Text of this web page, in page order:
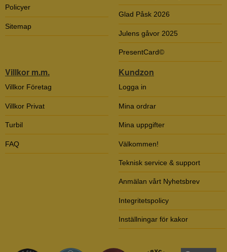
Policyer
Sitemap
Glad Påsk 2026
Julens gåvor 2025
PresentCard©
Villkor m.m.
Villkor Företag
Villkor Privat
Turbil
FAQ
Kundzon
Logga in
Mina ordrar
Mina uppgifter
Välkommen!
Teknisk service & support
Anmälan vårt Nyhetsbrev
Integritetspolicy
Inställningar för kakor